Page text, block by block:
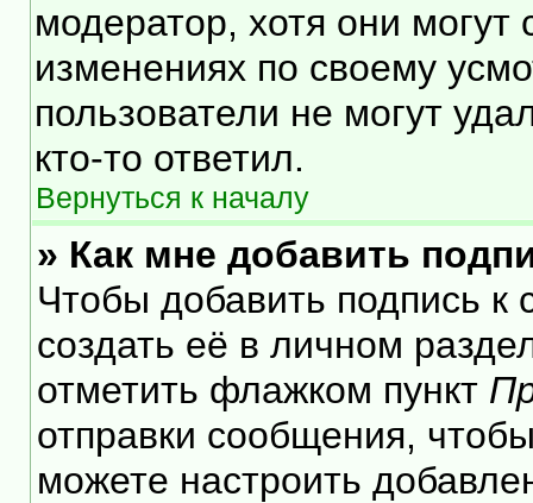
модератор, хотя они
изменениях по своему
пользователи не могут
кто-то ответил.
Вернуться к началу
» Как мне добавить
Чтобы добавить подпись
создать её в личном
отметить флажком пункт
отправки сообщения,
можете настроить